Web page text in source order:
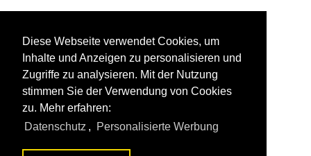
Diese Webseite verwendet Cookies, um
Inhalte und Anzeigen zu personalisieren und
Zugriffe zu analysieren. Mit der Nutzung
stimmen Sie der Verwendung von Cookies
zu. Mehr erfahren:
Datenschutz , Personalisierte Werbung